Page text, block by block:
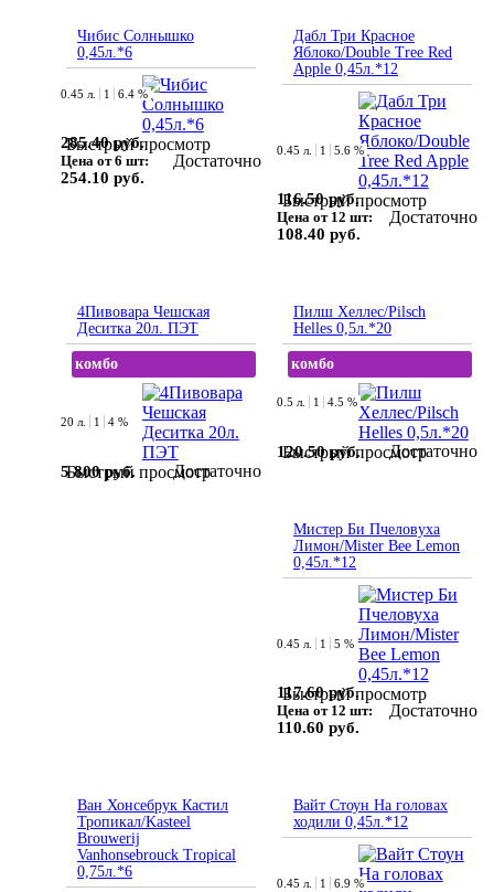
Чибис Солнышко
0,45л.*6
Быстрый просмотр
0.45 л. 1 6.4 %
285.40 руб.
Цена от 6 шт:
254.10 руб.
Достаточно
Дабл Три Красное
Яблоко/Double Tree Red
Apple 0,45л.*12
Быстрый просмотр
0.45 л. 1 5.6 %
116.50 руб.
Цена от 12 шт:
108.40 руб.
Достаточно
4Пивовара Чешская
Деситка 20л. ПЭТ
комбо
Быстрый просмотр
20 л. 1 4 %
5 800 руб. Достаточно
Пилш Хеллес/Pilsch
Helles 0,5л.*20
комбо
Быстрый просмотр
0.5 л. 1 4.5 %
120.50 руб. Достаточно
Мистер Би Пчеловуха
Лимон/Mister Bee Lemon
0,45л.*12
Быстрый просмотр
0.45 л. 1 5 %
117.60 руб.
Цена от 12 шт:
110.60 руб.
Достаточно
Ван Хонсебрук Кастил
Тропикал/Kasteel
Brouwerij
Vanhonsebrouck Tropical
0,75л.*6
Вайт Стоун На головах
ходили 0,45л.*12
0.45 л. 1 6.9 %